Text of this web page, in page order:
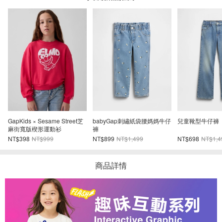
GapKids × Sesame Street芝
麻街寬版楔形運動衫
NT$398 NT$999
babyGap刺繡紙袋腰媽媽牛仔
褲
NT$899 NT$1,499
兒童靴型牛仔褲
NT$698
商品詳情